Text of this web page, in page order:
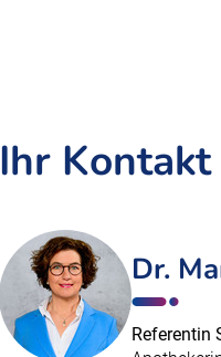
Ihr Kontakt
Dr.
Referentin